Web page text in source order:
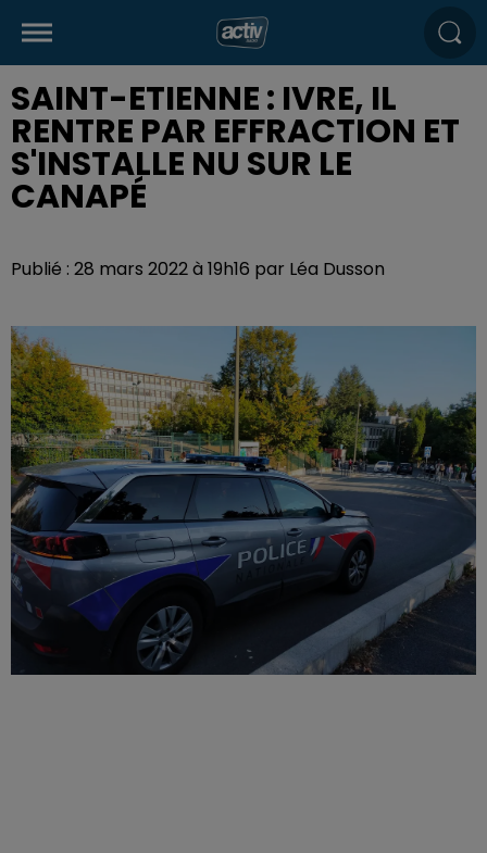
SAINT-ETIENNE : IVRE, IL
RENTRE PAR EFFRACTION ET
S'INSTALLE NU SUR LE
CANAPÉ
Publié : 28 mars 2022 à 19h16 par Léa Dusson